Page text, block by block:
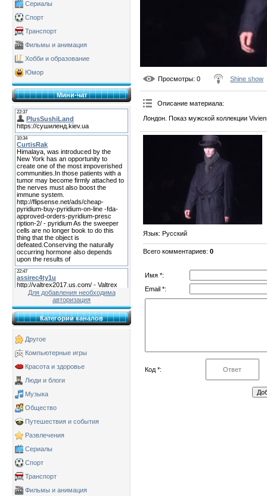
Сериалы
Спорт
Транспорт
Фильмы и анимация
Хобби и образование
Юмор
Мини-чат
Для добавления необходима
авторизация
Категории каналов
Другое
Компьютерные игры
Красота и здоровье
Люди и блоги
Музыка
Общество
Путешествия и события
Развлечения
Сериалы
Спорт
Транспорт
Фильмы и анимация
Просмотры: 0 Shine show
Описание материала:
Лондон. Показ мужской коллекции
Язык: Русский
Всего комментариев: 0
Имя *:
Email *:
Код *: